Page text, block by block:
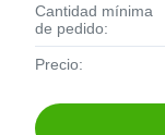
Cantidad mínima
de pedido:
Precio: